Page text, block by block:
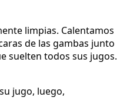
limpias. Calentamos
de las gambas junto
suelten todos sus jugos.
jugo, luego,